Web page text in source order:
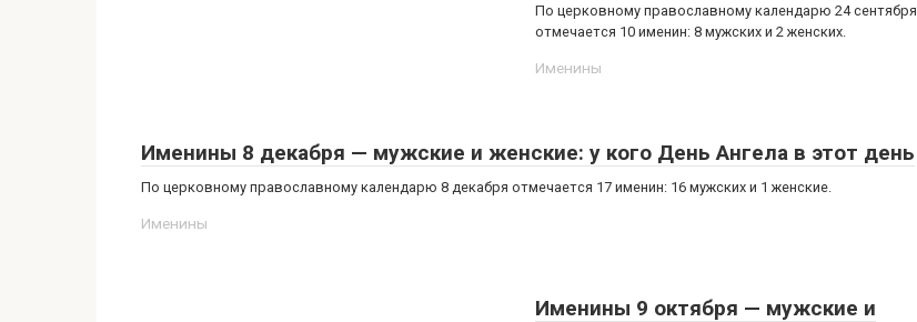
По церковному православному календарю 24 сентября
отмечается 10 именин: 8 мужских и 2 женских.
Именины
Именины 8 декабря — мужские и женские: у кого День Ангела в этот день
По церковному православному календарю 8 декабря отмечается 17 именин: 16 мужских и 1 женские.
Именины
Именины 9 октября — мужские и